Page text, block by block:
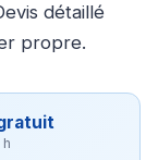
détaillé
propre.